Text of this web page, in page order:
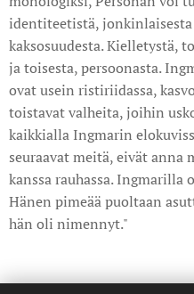
identiteetistä,
kaksosuudesta. Kielletystä,
ja toisesta, persoonasta.
ovat usein ristiriidassa,
toistavat valheita, joihin
kaikkialla Ingmarin
seuraavat meitä, eivät anna
kanssa rauhassa. Ingmarilla
Hänen pimeää puoltaan
hän oli nimennyt."